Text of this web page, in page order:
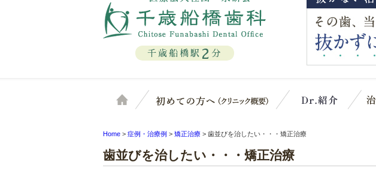
千歳船橋駅 2 分
ホーム クリニック概要(初め
ス
Home > 症例・治療例 > 矯正治療 > 歯並びを治したい・・・矯正治療
歯並びを治したい・・・矯正治療